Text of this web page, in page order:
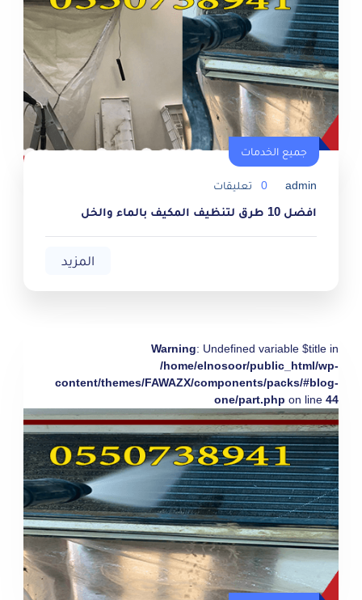
جميع الخدمات
admin
0 تعليقات
افضل 10 طرق لتنظيف المكيف بالماء والخل
المزيد
Warning: Undefined variable $title in
/home/elnosoor/public_html/wp-
content/themes/FAWAZX/components/packs/#blog-
one/part.php on line 44
جميع الخدمات